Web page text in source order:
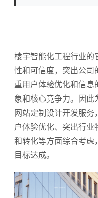
楼宇智能化工程行业的
性和可信度，突出公司
重用户体验优化和信息
象和核心竞争力。因此
网站定制设计开发服务
户体验优化、突出行
和转化等方面综合考虑
目标达成。